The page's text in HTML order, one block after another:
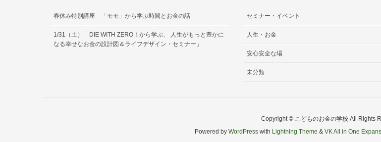
春休み特別講座 「モモ」から学ぶ時間とお金の話
1/31（土）「DIE WITH ZERO！から学ぶ、 人生がもっと豊かに
なる幸せなお金の設計図＆ライフデザイン・セミナー」
セミナー・イベント
人生・お金
安心安全な場
未分類
Copyright © こどものお金の学校 All Rights
Powered by WordPress with Lightning Theme & VK All in One